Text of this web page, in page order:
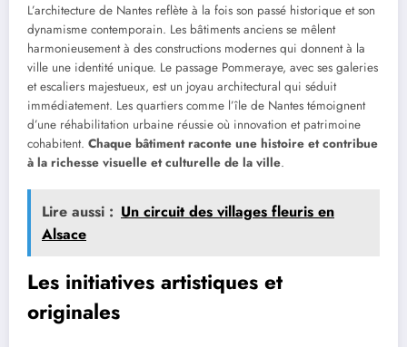
L’architecture de Nantes reflète à la fois son passé historique et son
dynamisme contemporain. Les bâtiments anciens se mêlent
harmonieusement à des constructions modernes qui donnent à la
ville une identité unique. Le passage Pommeraye, avec ses galeries
et escaliers majestueux, est un joyau architectural qui séduit
immédiatement. Les quartiers comme l’île de Nantes témoignent
d’une réhabilitation urbaine réussie où innovation et patrimoine
cohabitent. Chaque bâtiment raconte une histoire et contribue
à la richesse visuelle et culturelle de la ville.
Lire aussi : Un circuit des villages fleuris en
Alsace
Les initiatives artistiques et
originales